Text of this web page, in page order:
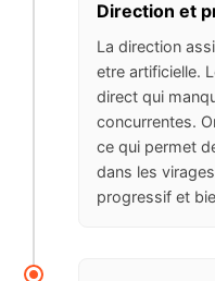
Direction et
La direction
etre artificielle.
direct qui
concurrentes.
ce qui permet
dans les
progressif et